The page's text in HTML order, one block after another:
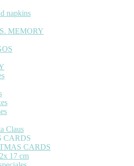
napkins
MEMORY
Claus
CARDS
CARDS
17 cm